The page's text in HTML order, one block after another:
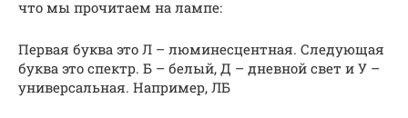
что мы прочитаем на лампе:
Первая буква это Л – люминесцентная. Следующая
буква это спектр. Б – белый, Д – дневной свет и У –
универсальная. Например, ЛБ